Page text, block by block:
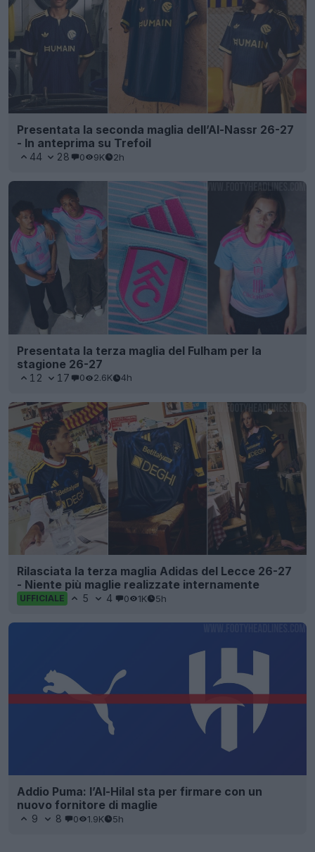
Presentata la seconda maglia dell’Al-Nassr 26-27
- In anteprima su Trefoil
44 28 0 9K 2h
Presentata la terza maglia del Fulham per la
stagione 26-27
12 17 0 2.6K 4h
Rilasciata la terza maglia Adidas del Lecce 26-27
- Niente più maglie realizzate internamente
UFFICIALE 5 4 0 1K 5h
Addio Puma: l’Al-Hilal sta per firmare con un
nuovo fornitore di maglie
9 8 0 1.9K 5h